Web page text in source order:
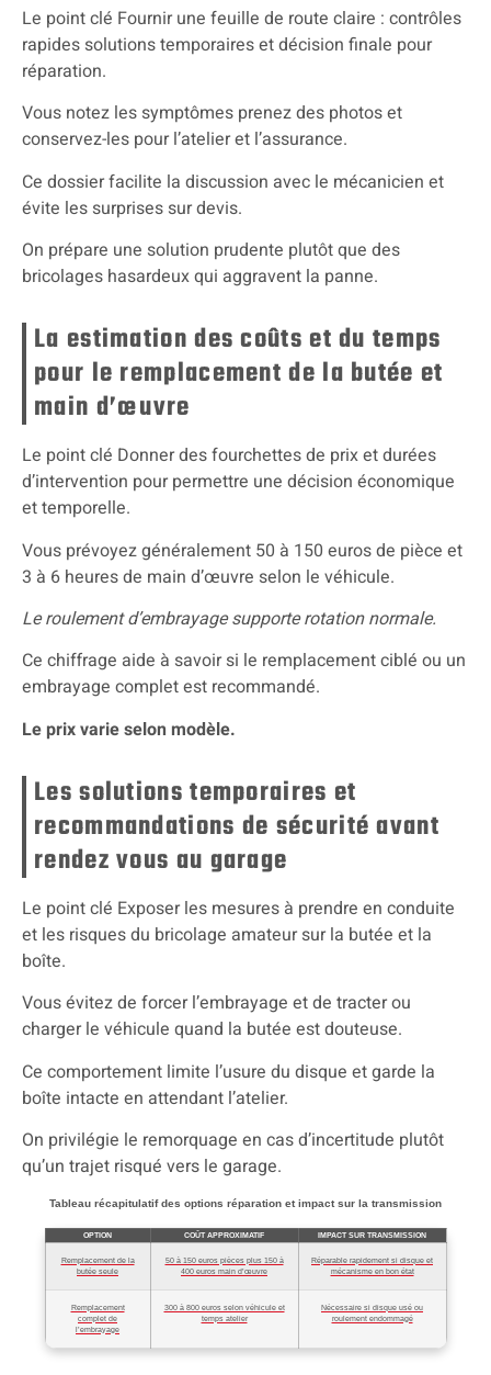
Le point clé Fournir une feuille de route claire : contrôles
rapides solutions temporaires et décision finale pour
réparation.
Vous notez les symptômes prenez des photos et
conservez-les pour l’atelier et l’assurance.
Ce dossier facilite la discussion avec le mécanicien et
évite les surprises sur devis.
On prépare une solution prudente plutôt que des
bricolages hasardeux qui aggravent la panne.
La estimation des coûts et du temps
pour le remplacement de la butée et
main d’œuvre
Le point clé Donner des fourchettes de prix et durées
d’intervention pour permettre une décision économique
et temporelle.
Vous prévoyez généralement 50 à 150 euros de pièce et
3 à 6 heures de main d’œuvre selon le véhicule.
Le roulement d’embrayage supporte rotation normale.
Ce chiffrage aide à savoir si le remplacement ciblé ou un
embrayage complet est recommandé.
Le prix varie selon modèle.
Les solutions temporaires et
recommandations de sécurité avant
rendez vous au garage
Le point clé Exposer les mesures à prendre en conduite
et les risques du bricolage amateur sur la butée et la
boîte.
Vous évitez de forcer l’embrayage et de tracter ou
charger le véhicule quand la butée est douteuse.
Ce comportement limite l’usure du disque et garde la
boîte intacte en attendant l’atelier.
On privilégie le remorquage en cas d’incertitude plutôt
qu’un trajet risqué vers le garage.
Tableau récapitulatif des options réparation et impact sur la transmission
OPTION COÛT APPROXIMATIF IMPACT SUR TRANSMISSION
Remplacement de la
butée seule
50 à 150 euros pièces plus 150 à
400 euros main d’œuvre
Réparable rapidement si disque et
mécanisme en bon état
Remplacement
complet de
l’embrayage
300 à 800 euros selon véhicule et
temps atelier
Nécessaire si disque usé ou
roulement endommagé